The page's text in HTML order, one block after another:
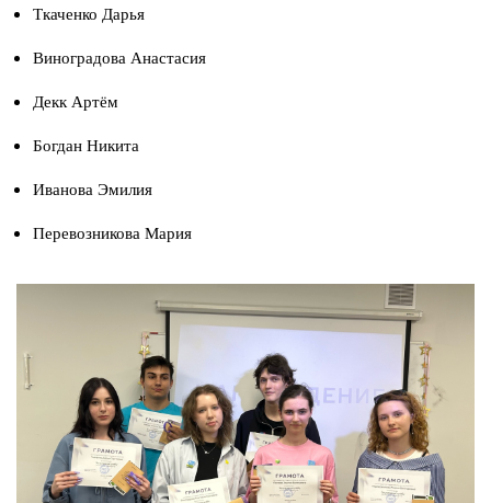
Ткаченко Дарья
Виноградова Анастасия
Декк Артём
Богдан Никита
Иванова Эмилия
Перевозникова Мария